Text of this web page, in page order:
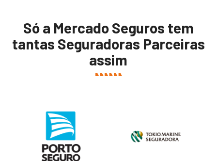
Só a Mercado Seguros tem
tantas Seguradoras Parceiras
assim